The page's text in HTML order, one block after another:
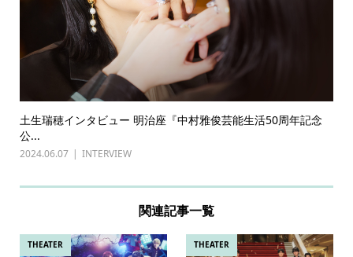
土生瑞穂インタビュー 明治座『中村雅俊芸能生活50周年記念
公...
2024.06.07 INTERVIEW
関連記事一覧
THEATER THEATER